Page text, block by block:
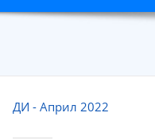
ДИ - Април 2022